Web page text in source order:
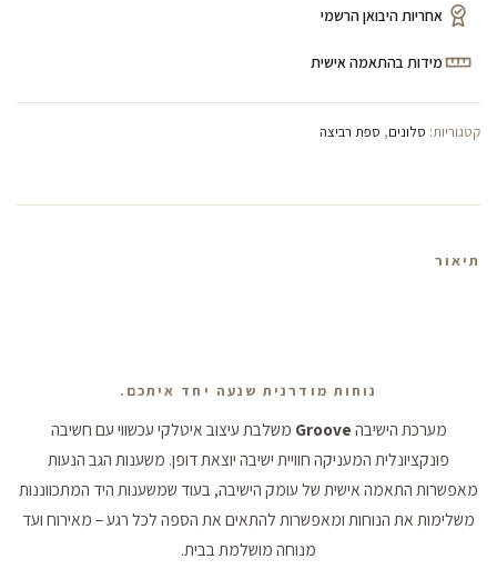
אחריות היבואן הרשמי
מידות בהתאמה אישית
קטגוריות: סלונים, ספת רביצה
תיאור
נוחות מודרנית שנעה יחד איתכם.
מערכת הישיבה Groove משלבת עיצוב איטלקי עכשווי עם חשיבה
פונקציונלית המעניקה חוויית ישיבה יוצאת דופן. משענות הגב הנעות
מאפשרות התאמה אישית של עומק הישיבה, בעוד שמשענות היד המתכווננות
משלימות את הנוחות ומאפשרות להתאים את הספה לכל רגע – מאירוח ועד
מנוחה מושלמת בבית.